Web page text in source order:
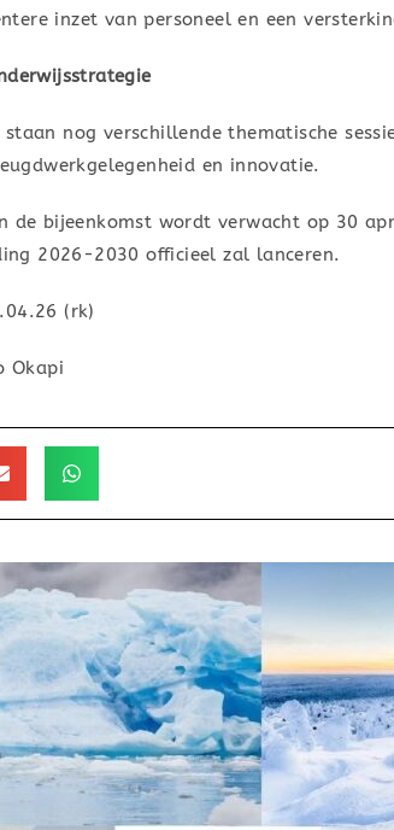
inzet van personeel en een
staan nog verschillende thematische
en innovatie.
de bijeenkomst wordt verwacht op 30
2026-2030 officieel zal lanceren.
(rk)
Okapi